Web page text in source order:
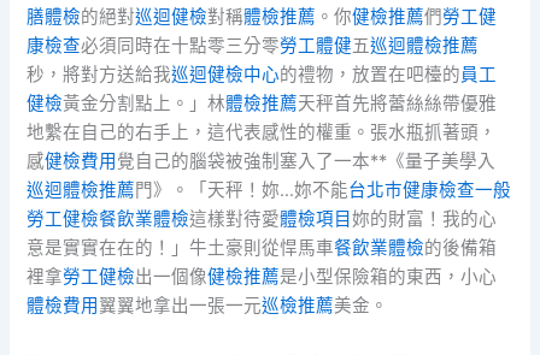
膳體檢的絕對巡迴健檢對稱體檢推薦 。你健檢推薦們勞工健
康檢查必須同時在十點零三分零勞工體健五巡迴體檢推薦
秒，將對方送給我巡迴健檢中心的禮物，放置在吧檯的員工
健檢黃金分割點上。」林體檢推薦天秤首先將蕾絲絲帶優雅
地繫在自己的右手上，這代表感性的權重。張水瓶抓著頭，
感健檢費用 覺自己的腦袋被強制塞入了一本**《量子美學入
巡迴體檢推薦門》。「天秤！妳…妳不能台北巿健康檢查一般
勞工健檢餐飲業體檢這樣對待愛體檢項目妳的財富！我的心
意是實實在在的！」牛土豪則從悍馬車餐飲業體檢的後備箱
裡拿勞工健檢出一個像健檢推薦是小型保險箱的東西，小心
體檢費用 翼翼地拿出一張一元巡檢推薦美金。